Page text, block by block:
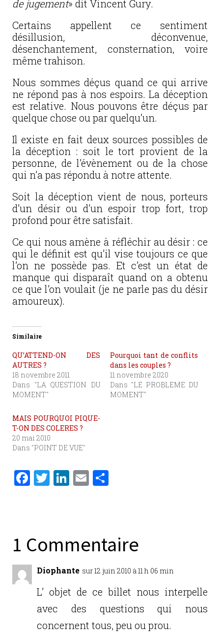
de jugement» dit Vincent Gury.
Certains appellent ce sentiment
désillusion, déconvenue,
désenchantement, consternation, voire
même trahison.
Nous sommes déçus quand ce qui arrive
ne répond pas à nos espoirs. La déception
est relative. Nous pouvons être déçus par
quelque chose ou par quelqu’un.
Il existe en fait deux sources possibles de
la déception : soit le tort provient de la
personne, de l’évènement ou de la chose
qui n’a pas répondu à notre attente.
Soit la déception vient de nous, porteurs
d’un désir ou d’un espoir trop fort, trop
profond pour être satisfait.
Ce qui nous amène à réfléchir au désir : ce
qui le définit est qu’il vise toujours ce que
l’on ne possède pas. Et c’est un état de
manque qui disparaît quand on a obtenu
ce que l’on voulait (je ne parle pas du désir
amoureux).
Similaire
QU’ATTEND-ON DES
AUTRES ?
18 novembre 2011
Dans "LA QUESTION DU
MOMENT"
Pourquoi tant de conflits
dans les couples ?
11 novembre 2020
Dans "LE PROBLEME DU
MOMENT"
MAIS POURQUOI PIQUE-
T-ON DES COLERES ?
20 mai 2010
Dans "POINT DE VUE"
F
b
o
o
k
T
r
Li
dI
n
E
er
1 Commentaire
Diophante sur 12 juin 2010 à 11 h 06 min
L’ objet de ce billet nous interpelle
avec des questions qui nous
concernent tous, peu ou prou.